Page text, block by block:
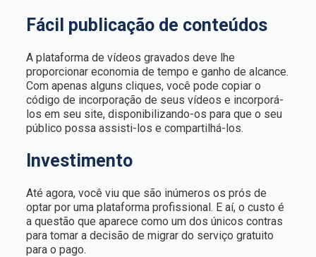
Fácil publicação de conteúdos
A plataforma de vídeos gravados deve lhe
proporcionar economia de tempo e ganho de alcance.
Com apenas alguns cliques, você pode copiar o
código de incorporação de seus vídeos e incorporá-
los em seu site, disponibilizando-os para que o seu
público possa assisti-los e compartilhá-los.
Investimento
Até agora, você viu que são inúmeros os prós de
optar por uma plataforma profissional. E aí, o custo é
a questão que aparece como um dos únicos contras
para tomar a decisão de migrar do serviço gratuito
para o pago.